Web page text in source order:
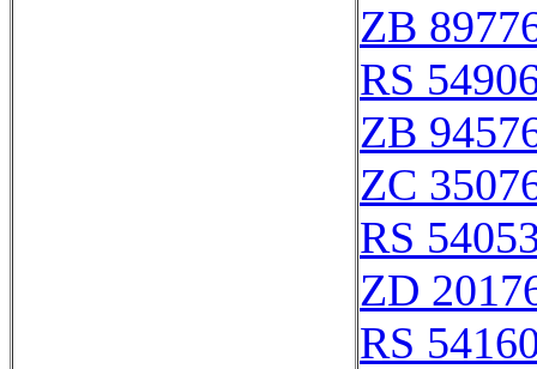
ZB
RS
ZB
ZC
RS
ZD
RS